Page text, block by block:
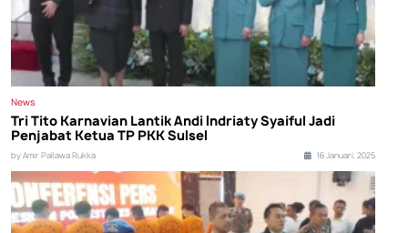
News
Tri Tito Karnavian Lantik Andi Indriaty Syaiful Jadi
Penjabat Ketua TP PKK Sulsel
by Amir Pallawa Rukka 16 Januari, 2025